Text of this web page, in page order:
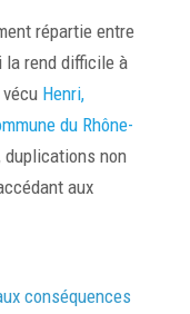
répartie entre
la rend difficile à
Henri,
du Rhône-
non
aux
conséquences